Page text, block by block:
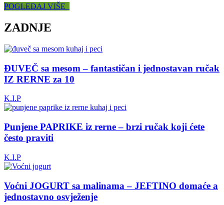
POGLEDAJ VIŠE
ZADNJE
ĐUVEČ sa mesom – fantastičan i jednostavan ručak
IZ RERNE za 10
K.I.P
Punjene PAPRIKE iz rerne – brzi ručak koji ćete
često praviti
K.I.P
Voćni JOGURT sa malinama – JEFTINO domaće a
jednostavno osvježenje